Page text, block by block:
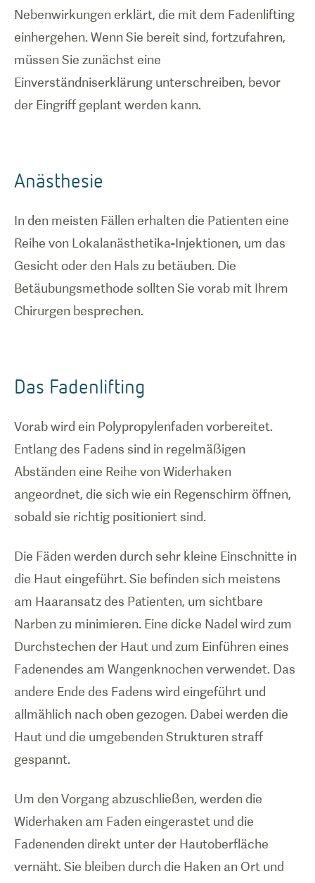
How a
thread lift
Nebenwirkungen erklärt, die mit dem Fadenlifting
einhergehen. Wenn Sie bereit sind, fortzufahren,
müssen Sie zunächst eine
Einverständniserklärung unterschreiben, bevor
der Eingriff geplant werden kann.
Anästhesie
In den meisten Fällen erhalten die Patienten eine
Reihe von Lokalanästhetika-Injektionen, um das
Gesicht oder den Hals zu betäuben. Die
Betäubungsmethode sollten Sie vorab mit Ihrem
Chirurgen besprechen.
Das Fadenlifting
Vorab wird ein Polypropylenfaden vorbereitet.
Entlang des Fadens sind in regelmäßigen
Abständen eine Reihe von Widerhaken
angeordnet, die sich wie ein Regenschirm öffnen,
sobald sie richtig positioniert sind.
Die Fäden werden durch sehr kleine Einschnitte in
die Haut eingeführt. Sie befinden sich meistens
am Haaransatz des Patienten, um sichtbare
Narben zu minimieren. Eine dicke Nadel wird zum
Durchstechen der Haut und zum Einführen eines
Fadenendes am Wangenknochen verwendet. Das
andere Ende des Fadens wird eingeführt und
allmählich nach oben gezogen. Dabei werden die
Haut und die umgebenden Strukturen straff
gespannt.
Um den Vorgang abzuschließen, werden die
Widerhaken am Faden eingerastet und die
Fadenenden direkt unter der Hautoberfläche
vernäht. Sie bleiben durch die Haken an Ort und